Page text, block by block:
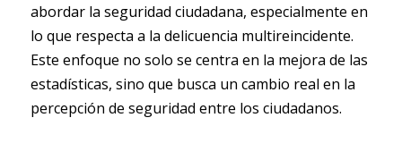
abordar la seguridad ciudadana, especialmente en
lo que respecta a la delicuencia multireincidente.
Este enfoque no solo se centra en la mejora de las
estadísticas, sino que busca un cambio real en la
percepción de seguridad entre los ciudadanos.